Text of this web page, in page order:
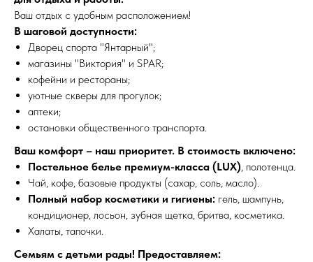
Ваш отдых с удобным расположением!
В шаговой доступности:
Дворец спорта "Янтарный";
магазины "Виктория" и SРАR;
кофейни и рестораны;
уютные скверы для прогулок;
аптеки;
остановки общественного транспорта.
Ваш комфорт – наш приоритет. В стоимость включено:
Постельное белье премиум-класса (LUX), полотенца.
Чай, кофе, базовые продукты (сахар, соль, масло).
Полный набор косметики и гигиены: гель, шампунь,
кондиционер, лосьон, зубная щетка, бритва, косметика.
Халаты, тапочки.
Семьям с детьми рады! Предоставляем: